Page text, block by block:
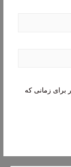
برای زمانی که